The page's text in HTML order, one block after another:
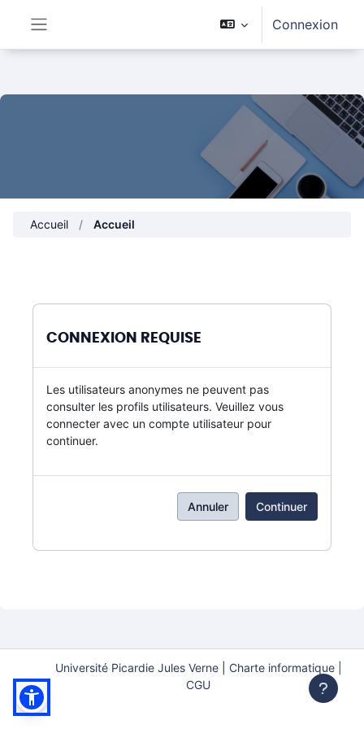
Connexion
Accueil Accueil
CONNEXION REQUISE
Les utilisateurs anonymes ne peuvent pas
consulter les profils utilisateurs. Veuillez vous
connecter avec un compte utilisateur pour
continuer.
Annuler Continuer
Université Picardie Jules Verne|
Charte informatique |
CGU